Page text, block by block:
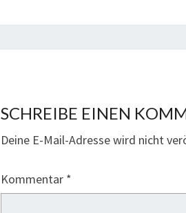
SCHREIBE EINEN
Deine E-Mail-Adresse wird nicht
Kommentar *